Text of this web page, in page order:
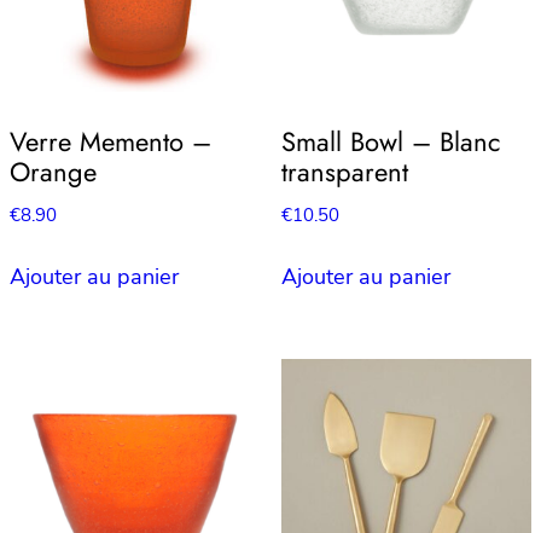
Verre Memento –
Orange
€8.90
Ajouter au panier
Small Bowl – Blanc
transparent
€10.50
Ajouter au panier